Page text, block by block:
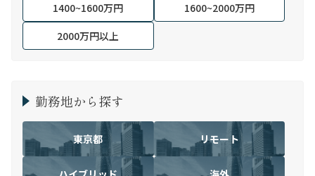
1400~1600万円
1600~2000万円
2000万円以上
勤務地から探す
東京都 リモート